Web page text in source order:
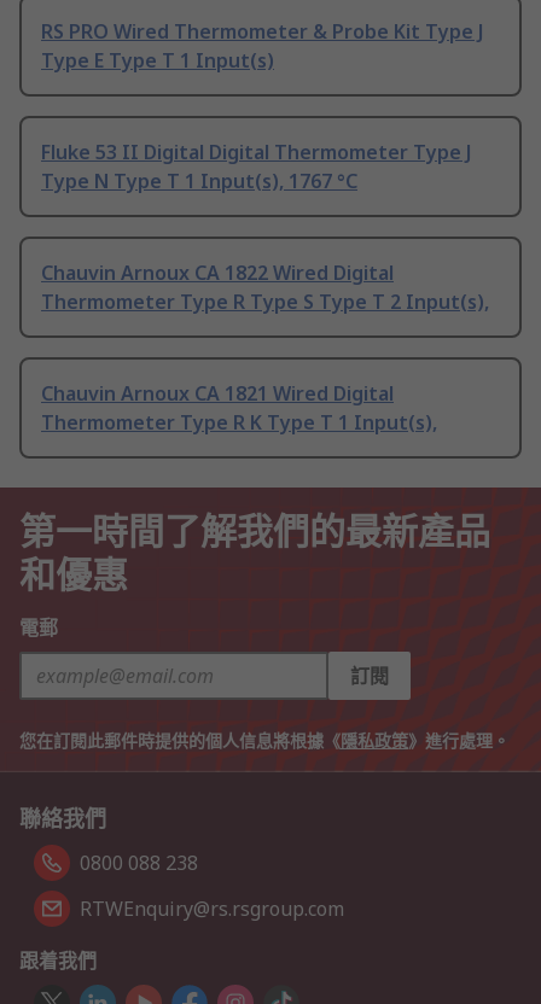
RS PRO Wired Thermometer & Probe Kit Type J
Type E Type T 1 Input(s)
Fluke 53 II Digital Digital Thermometer Type J
Type N Type T 1 Input(s), 1767 °C
Chauvin Arnoux CA 1822 Wired Digital
Thermometer Type R Type S Type T 2 Input(s),
Chauvin Arnoux CA 1821 Wired Digital
Thermometer Type R K Type T 1 Input(s),
第一時間了解我們的最新產品
和優惠
電郵
訂閱
您在訂閱此郵件時提供的個人信息將根據《隱私政策》進行處理。
聯絡我們
0800 088 238
RTWEnquiry@rs.rsgroup.com
跟着我們